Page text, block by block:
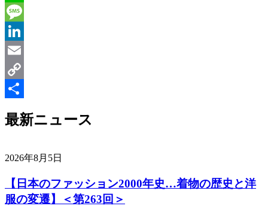
最新ニュース
2026年8月5日
【日本のファッション2000年史…着物の歴史と洋
服の変遷】＜第263回＞